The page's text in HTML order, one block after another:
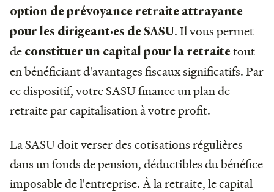
option de prévoyance retraite attrayante
pour les dirigeant·es de SASU. Il vous permet
de constituer un capital pour la retraitetout
en bénéficiant d'avantages fiscaux significatifs. Par
ce dispositif, votre SASU finance un plan de
retraite par capitalisation à votre profit.
La SASU doit verser des cotisations régulières
dans un fonds de pension, déductibles du bénéfice
imposable de l'entreprise. À la retraite, le capital